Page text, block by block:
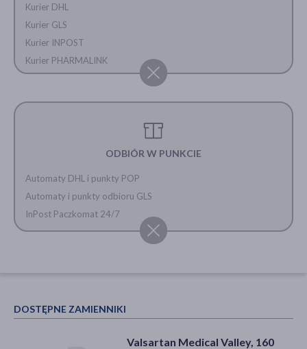
Kurier DHL
Kurier GLS
Kurier INPOST
Kurier PHARMALINK
ODBIÓR W PUNKCIE
Automaty DHL i punkty POP
Automaty i punkty odbioru GLS
InPost Paczkomat 24/7
DOSTĘPNE ZAMIENNIKI
Valsartan Medical Valley, 160